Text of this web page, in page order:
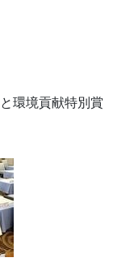
環境貢献特別賞